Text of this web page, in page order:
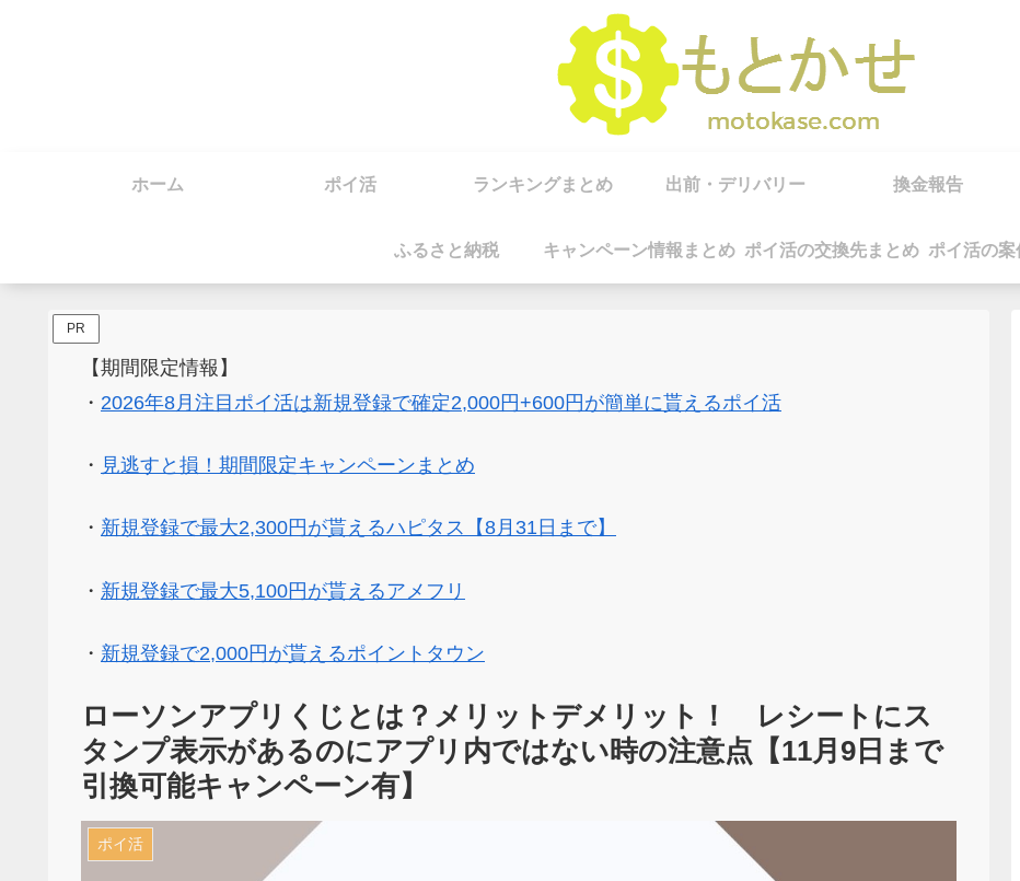
ホーム ポイ活 ランキングまとめ 出前・デリバリー 換金報告
ふるさと納税 キャンペーン情報まとめ ポイ活の交換先まとめ ポイ活の案
PR
【期間限定情報】
・ 2026年8月注目ポイ活は新規登録で確定2,000円+600円が簡単に貰えるポイ活
・ 見逃すと損！期間限定キャンペーンまとめ
・ 新規登録で最大2,300円が貰えるハピタス【8月31日まで】
・ 新規登録で最大5,100円が貰えるアメフリ
・ 新規登録で2,000円が貰えるポイントタウン
ローソンアプリくじとは？メリットデメリット！ レシートにス
タンプ表示があるのにアプリ内ではない時の注意点【11月9日まで
引換可能キャンペーン有】
ポイ活